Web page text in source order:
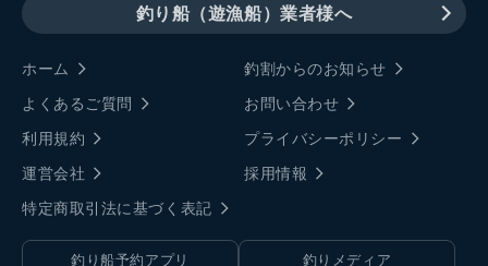
釣り船（遊漁船）業者様へ
ホーム
釣割からのお知らせ
よくあるご質問
お問い合わせ
利用規約
プライバシーポリシー
運営会社
採用情報
特定商取引法に基づく表記
釣り船予約アプリ
釣りメディア